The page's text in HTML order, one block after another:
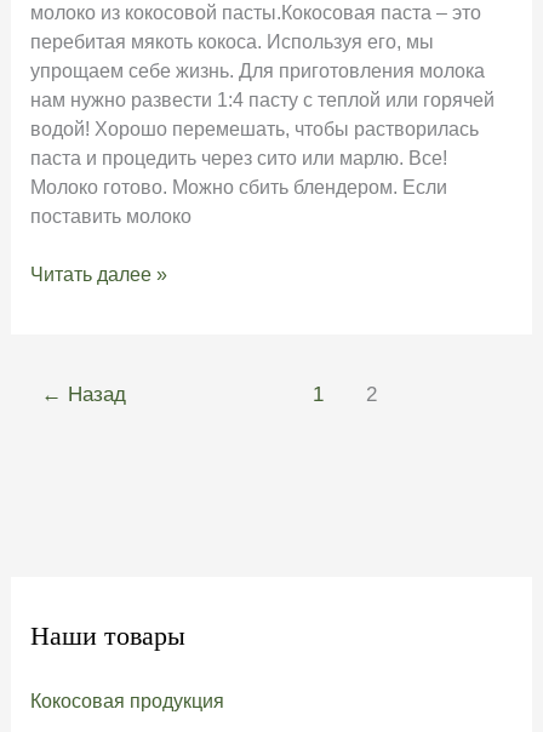
молоко из кокосовой пасты.Кокосовая паста – это
перебитая мякоть кокоса. Используя его, мы
упрощаем себе жизнь. Для приготовления молока
нам нужно развести 1:4 пасту с теплой или горячей
водой! Хорошо перемешать, чтобы растворилась
паста и процедить через сито или марлю. Все!
Молоко готово. Можно сбить блендером. Если
поставить молоко
Как
Читать далее »
← Назад 1 2
Наши товары
Кокосовая продукция